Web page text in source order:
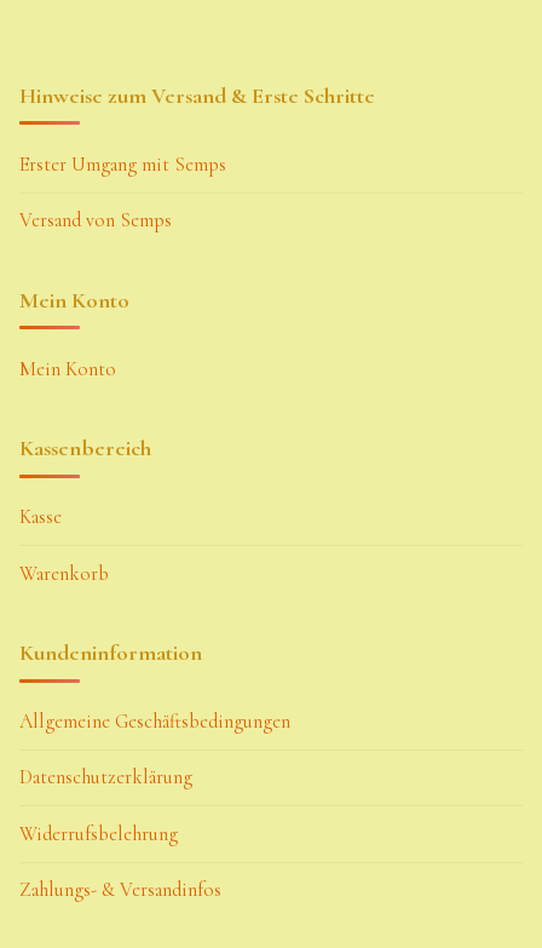
Hinweise zum Versand & Erste Schritte
Erster Umgang mit Semps
Versand von Semps
Mein Konto
Mein Konto
Kassenbereich
Kasse
Warenkorb
Kundeninformation
Allgemeine Geschäftsbedingungen
Datenschutzerklärung
Widerrufsbelehrung
Zahlungs- & Versandinfos